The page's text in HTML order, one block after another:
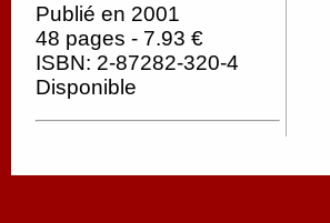
Publié en 2001
48 pages - 7.93 €
ISBN: 2-87282-320-4
Disponible